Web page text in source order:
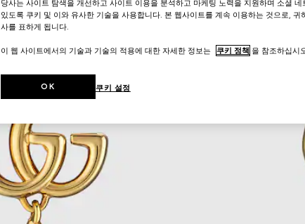
당사는 사이트 탐색을 개선하고 사이트 이용을 분석하고 마케팅 노력을 지원하며 소셜
있도록 쿠키 및 이와 유사한 기술을 사용합니다. 본 웹사이트를 계속 이용하는 것으로, 귀
사를 표하게 됩니다.
이 웹 사이트에서의 기술과 기술의 적용에 대한 자세한 정보는 쿠키 정책 을 참조하십시
쿠키 설정
OK